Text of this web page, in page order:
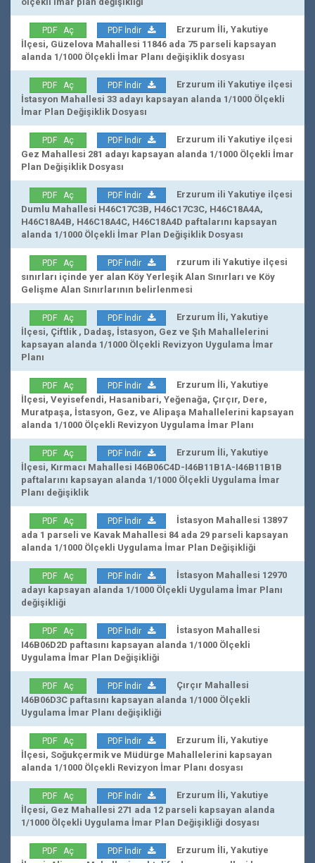
PDF Aç PDF İndir
Erzurum İli, Yakutiye
İlçesi, Güzelova Mahallesi 11846 ada 75 parseli kapsayan
alanda 1/1000 Ölçekli İmar Planı değişiklik dosyası
PDF Aç PDF İndir
Erzurum ili Yakutiye ilçesi
İstasyon Mahallesi 33 adayı kapsayan alanda 1/1000 Ölçekli
İmar Plan Değişiklik Dosyası
PDF Aç PDF İndir
Erzurum ili Yakutiye ilçesi
Gez Mahallesi 281 adayı kapsayan alanda 1/1000 Ölçekli İmar
Plan Değişiklik Dosyası
PDF Aç PDF İndir
Erzurum ili Yakutiye ilçesi
Dumlu Mahallesi H46C17C3B, H46C17C3C, H46C18A4A,
H46C18A4B, H46C18A4C, H46C18A4D paftalarını kapsayan
alanda 1/1000 Ölçekli İmar Plan Değişiklik Dosyası
PDF Aç PDF İndir
rzurum ili Yakutiye ilçesi
sınırları içinde yer alan Köy Yerleşik Alan Sınırları ve Köy
Gelişme Alan Sınırlarının belirlenmesi
PDF Aç PDF İndir
Erzurum İli, Yakutiye
İlçesi, Çiftlik , Dadaş, İstasyon, Gez ve Şıh Mahallelerini
kapsayan alanda 1/1000 Ölçekli Revizyon Uygulama İmar
Planı
PDF Aç PDF İndir
Erzurum İli, Yakutiye
İlçesi, Veyisefendi, Hasanibari, Yeğenağa, Çırçır, Dere,
Muratpaşa, İstasyon, Gez, ve Alipaşa Mahallelerini kapsayan
alanda 1/1000 Ölçekli Revizyon Uygulama İmar Planı
PDF Aç PDF İndir
Erzurum İli, Yakutiye
İlçesi, Kırmacı Mahallesi I46B06C4D-I46B11B1A-I46B11B1B
paftalarını kapsayan alanda 1/1000 Ölçekli Uygulama İmar
Planı değişiklik
PDF Aç PDF İndir
İstasyon Mahallesi 13897
ada 1 parseli ve Kavak Mahallesi 84 ada 29 parseli kapsayan
alanda 1/1000 Ölçekli Uygulama İmar Plan Değişikliği
PDF Aç PDF İndir
İstasyon Mahallesi 12970
adayı kapsayan alanda 1/1000 Ölçekli Uygulama İmar Planı
değişikliği
PDF Aç PDF İndir
İstasyon Mahallesi
I46B06D2D paftasını kapsayan alanda 1/1000 Ölçekli
Uygulama İmar Plan Değişikliği
PDF Aç PDF İndir
Çırçır Mahallesi
I46B06D3C paftasını kapsayan alanda 1/1000 Ölçekli
Uygulama İmar Planı değişikliği
PDF Aç PDF İndir
Erzurum İli, Yakutiye
İlçesi, Soğukçermik ve Müdürge Mahallelerini kapsayan
alanda 1/1000 Ölçekli Revizyon İmar Planı dosyası
PDF Aç PDF İndir
Erzurum İli, Yakutiye
İlçesi, Gez Mahallesi 271 ada 12 parseli kapsayan alanda
1/1000 Ölçekli Uygulama İmar Plan Değişikliği dosyası
PDF Aç PDF İndir
Erzurum İli, Yakutiye